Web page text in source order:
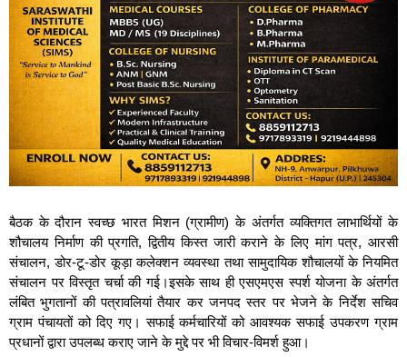
बैठक के दौरान स्वच्छ भारत मिशन (ग्रामीण) के अंतर्गत व्यक्तिगत लाभार्थियों के
शौचालय निर्माण की प्रगति, द्वितीय किस्त जारी कराने के लिए मांग पत्र, आरसी
संचालन, डोर-टू-डोर कूड़ा कलेक्शन व्यवस्था तथा सामुदायिक शौचालयों के नियमित
संचालन पर विस्तृत चर्चा की गई।इसके साथ ही एसएमएस स्पर्श योजना के अंतर्गत
लंबित भुगतानों की पत्रावलियां तैयार कर जनपद स्तर पर भेजने के निर्देश सचिव
ग्राम पंचायतों को दिए गए। सफाई कर्मचारियों को आवश्यक सफाई उपकरण ग्राम
प्रधानों द्वारा उपलब्ध कराए जाने के मुद्दे पर भी विचार-विमर्श हुआ।